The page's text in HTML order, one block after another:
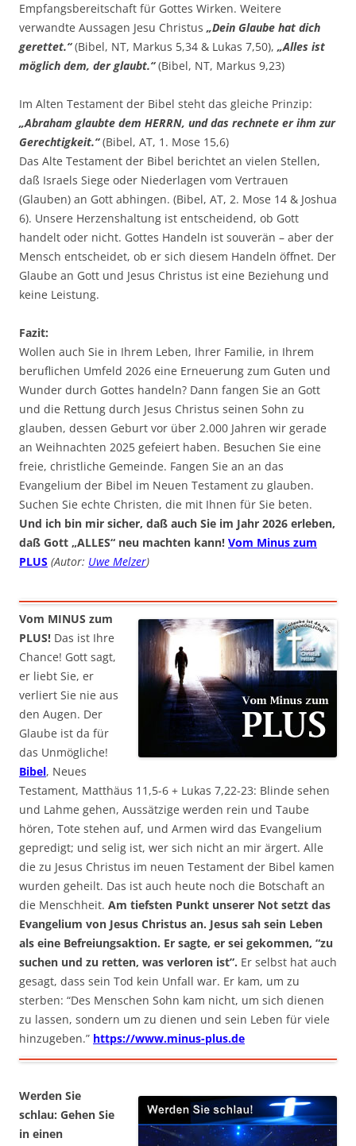
Empfangsbereitschaft für Gottes Wirken. Weitere
verwandte Aussagen Jesu Christus „Dein Glaube hat dich
gerettet.“(Bibel, NT, Markus 5,34 & Lukas 7,50), „Alles ist
möglich dem, der glaubt.“(Bibel, NT, Markus 9,23)
Im Alten Testament der Bibel steht das gleiche Prinzip:
„Abraham glaubte dem HERRN, und das rechnete er ihm zur
Gerechtigkeit.“(Bibel, AT, 1. Mose 15,6)
Das Alte Testament der Bibel berichtet an vielen Stellen,
daß Israels Siege oder Niederlagen vom Vertrauen
(Glauben) an Gott abhingen. (Bibel, AT, 2. Mose 14 & Joshua
6). Unsere Herzenshaltung ist entscheidend, ob Gott
handelt oder nicht. Gottes Handeln ist souverän – aber der
Mensch entscheidet, ob er sich diesem Handeln öffnet. Der
Glaube an Gott und Jesus Christus ist eine Beziehung und
keine Leistung.
Fazit:
Wollen auch Sie in Ihrem Leben, Ihrer Familie, in Ihrem
beruflichen Umfeld 2026 eine Erneuerung zum Guten und
Wunder durch Gottes handeln? Dann fangen Sie an Gott
und die Rettung durch Jesus Christus seinen Sohn zu
glauben, dessen Geburt vor über 2.000 Jahren wir gerade
an Weihnachten 2025 gefeiert haben. Besuchen Sie eine
freie, christliche Gemeinde. Fangen Sie an an das
Evangelium der Bibel im Neuen Testament zu glauben.
Suchen Sie echte Christen, die mit Ihnen für Sie beten.
Und ich bin mir sicher, daß auch Sie im Jahr 2026 erleben,
daß Gott „ALLES“ neu machten kann! Vom Minus zum
PLUS (Autor: Uwe Melzer)
Vom MINUS zum
PLUS! Das ist Ihre
Chance! Gott sagt,
er liebt Sie, er
verliert Sie nie aus
den Augen. Der
Glaube ist da für
das Unmögliche!
Bibel, Neues
Testament, Matthäus 11,5-6 + Lukas 7,22-23: Blinde sehen
und Lahme gehen, Aussätzige werden rein und Taube
hören, Tote stehen auf, und Armen wird das Evangelium
gepredigt; und selig ist, wer sich nicht an mir ärgert. Alle
die zu Jesus Christus im neuen Testament der Bibel kamen
wurden geheilt. Das ist auch heute noch die Botschaft an
die Menschheit. Am tiefsten Punkt unserer Not setzt das
Evangelium von Jesus Christus an. Jesus sah sein Leben
als eine Befreiungsaktion. Er sagte, er sei gekommen, “zu
suchen und zu retten, was verloren ist”. Er selbst hat auch
gesagt, dass sein Tod kein Unfall war. Er kam, um zu
sterben: “Des Menschen Sohn kam nicht, um sich dienen
zu lassen, sondern um zu dienen und sein Leben für viele
hinzugeben.” https://www.minus-plus.de
Werden Sie
schlau: Gehen Sie
in einen